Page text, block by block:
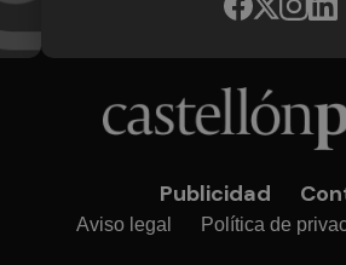
Publicidad
Aviso legal Política de